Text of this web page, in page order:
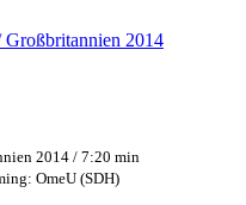
2014
2014 / 7:20 min
OmeU (SDH)